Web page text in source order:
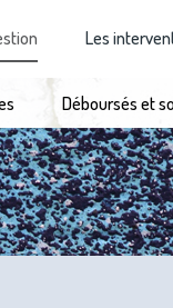
Les
Déboursés et